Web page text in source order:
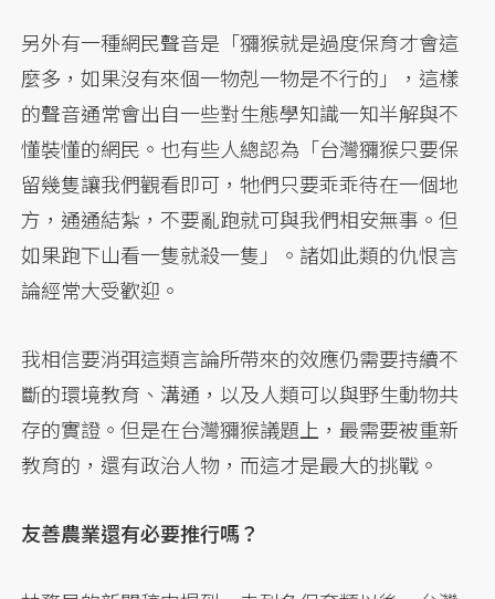
另外有一種網民聲音是「獼猴就是過度保育才會這
麼多，如果沒有來個一物剋一物是不行的」，這樣
的聲音通常會出自一些對生態學知識一知半解與不
懂裝懂的網民。也有些人總認為「台灣獼猴只要保
留幾隻讓我們觀看即可，牠們只要乖乖待在一個地
方，通通結紮，不要亂跑就可與我們相安無事。但
如果跑下山看一隻就殺一隻」。諸如此類的仇恨言
論經常大受歡迎。
我相信要消弭這類言論所帶來的效應仍需要持續不
斷的環境教育、溝通，以及人類可以與野生動物共
存的實證。但是在台灣獼猴議題上，最需要被重新
教育的，還有政治人物，而這才是最大的挑戰。
友善農業還有必要推行嗎？